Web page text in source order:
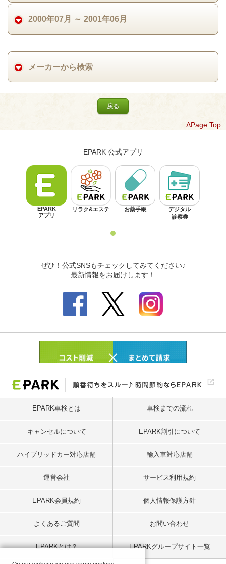
2000年07月 ～ 2001年06月
メーカーから検索
戻る
ΔPage Top
EPARK車検とは 車検までの流れ
キャンセルについて EPARK割引について
ハイブリッドカー対応店舗 輸入車対応店舗
運営会社 サービス利用規約
EPARK会員規約 個人情報保護方針
よくあるご質問 お問い合わせ
EPARKとは？ EPARKグループサイト一覧